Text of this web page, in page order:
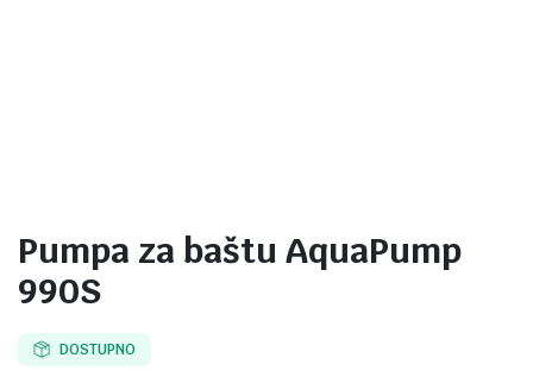
Pumpa za baštu AquaPump
990S
DOSTUPNO